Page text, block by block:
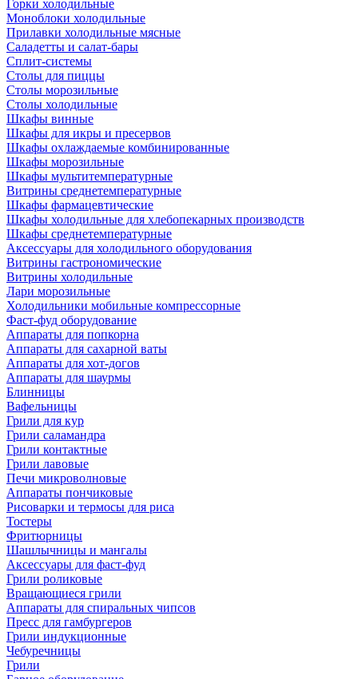
Горки холодильные
Моноблоки холодильные
Прилавки холодильные мясные
Саладетты и салат-бары
Сплит-системы
Столы для пиццы
Столы морозильные
Столы холодильные
Шкафы винные
Шкафы для икры и пресервов
Шкафы охлаждаемые комбинированные
Шкафы морозильные
Шкафы мультитемпературные
Витрины среднетемпературные
Шкафы фармацевтические
Шкафы холодильные для хлебопекарных производств
Шкафы среднетемпературные
Аксессуары для холодильного оборудования
Витрины гастрономические
Витрины холодильные
Лари морозильные
Холодильники мобильные компрессорные
Фаст-фуд оборудование
Аппараты для попкорна
Аппараты для сахарной ваты
Аппараты для хот-догов
Аппараты для шаурмы
Блинницы
Вафельницы
Грили для кур
Грили саламандра
Грили контактные
Грили лавовые
Печи микроволновые
Аппараты пончиковые
Рисоварки и термосы для риса
Тостеры
Фритюрницы
Шашлычницы и мангалы
Аксессуары для фаст-фуд
Грили роликовые
Вращающиеся грили
Аппараты для спиральных чипсов
Пресс для гамбургеров
Грили индукционные
Чебуречницы
Грили